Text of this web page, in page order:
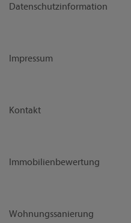
Datenschutzinformation
Impressum
Kontakt
Immobilienbewertung
Wohnungssanierung